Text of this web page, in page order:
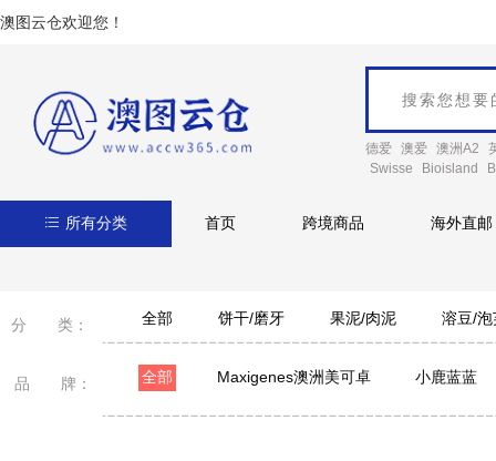
澳图云仓欢迎您！
德爱 澳爱 澳洲A2
Swisse
Bioisland
所有分类 首页 跨境商品 海外直邮
分 类： 全部 饼干/磨牙 果泥/肉泥 溶豆/泡
品 牌： 全部 Maxigenes澳洲美可卓 小鹿蓝蓝